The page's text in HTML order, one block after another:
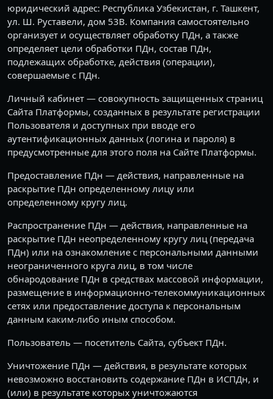
юридический адрес: Республика Узбекистан, г. Ташкент,
ул. Ш. Руставели, дом 53B. Компания самостоятельно
организует и осуществляет обработку ПДн, а также
определяет цели обработки ПДн, состав ПДн,
подлежащих обработке, действия (операции),
совершаемые с ПДн.
Личный кабинет — совокупность защищенных страниц
Сайта Платформы, созданных в результате регистрации
Пользователя и доступных при вводе его
аутентификационных данных (логина и пароля) в
предусмотренные для этого поля на Сайте Платформы.
Предоставление ПДн — действия, направленные на
раскрытие ПДн определенному лицу или
определенному кругу лиц.
Распространение ПДн — действия, направленные на
раскрытие ПДн неопределенному кругу лиц (передача
ПДн) или на ознакомление с персональными данными
неограниченного круга лиц, в том числе
обнародование ПДн в средствах массовой информации,
размещение в информационно-телекоммуникационных
сетях или предоставление доступа к персональным
данным каким-либо иным способом.
Пользователь — посетитель Сайта, субъект ПДн.
Уничтожение ПДн — действия, в результате которых
невозможно восстановить содержание ПДн в ИСПДн, и
(или) в результате которых уничтожаются